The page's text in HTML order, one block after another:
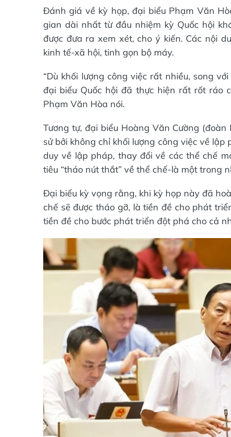
Đánh giá về kỳ họp, đại biểu Phạm Văn
gian dài nhất từ đầu nhiệm kỳ Quốc hội
được đưa ra xem xét, cho ý kiến. Các nội
kinh tế-xã hội, tinh gọn bộ máy.
“Dù khối lượng công việc rất nhiều, song
đại biểu Quốc hội đã thực hiện rất rốt ráo
Phạm Văn Hòa nói.
Tương tự, đại biểu Hoàng Văn Cường
sử bởi không chỉ khối lượng công việc về
duy về lập pháp, thay đổi về các thể chế
tiêu “tháo nút thắt” về thể chế-là một trong
Đại biểu kỳ vọng rằng, khi kỳ họp này đã
chế sẽ được tháo gỡ, là tiền đề cho phát
tiền đề cho bước phát triển đột phá cho cả